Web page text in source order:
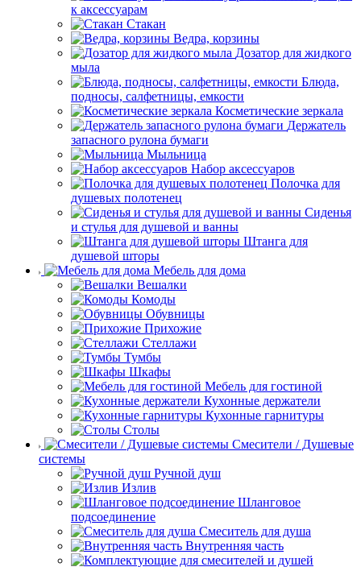
к аксессуарам
Стакан
Ведра, корзины
Дозатор для жидкого
мыла
Блюда,
подносы, салфетницы, емкости
Косметические зеркала
Держатель
запасного рулона бумаги
Мыльница
Набор аксессуаров
Полочка для
душевых полотенец
Сиденья
и стулья для душевой и ванны
Штанга для
душевой шторы
Мебель для дома
Вешалки
Комоды
Обувницы
Прихожие
Стеллажи
Тумбы
Шкафы
Мебель для гостиной
Кухонные держатели
Кухонные гарнитуры
Столы
Смесители / Душевые
системы
Ручной душ
Излив
Шланговое
подсоединение
Смеситель для душа
Внутренняя часть